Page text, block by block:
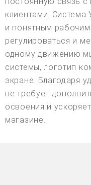
клиентами.
и понятным
регулироваться и
одному движению
системы, логотип
экране. Благодаря
не требует
освоения и
магазине.